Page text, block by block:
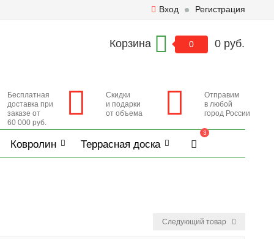
Вход Регистрация
Корзина 0 0 руб.
Бесплатная
доставка при
заказе от
60 000 руб.
Скидки
и подарки
от объема
Отправим
в любой
город России
Ковролин Террасная доска
3
Следующий товар